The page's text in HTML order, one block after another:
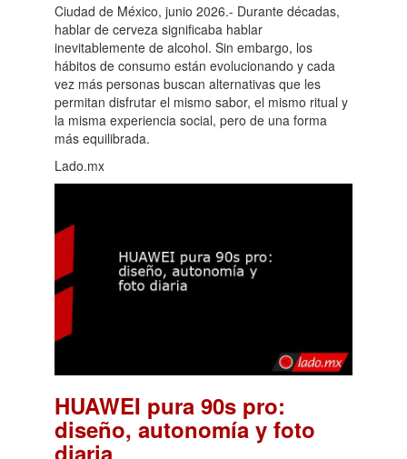
Ciudad de México, junio 2026.- Durante décadas,
hablar de cerveza significaba hablar
inevitablemente de alcohol. Sin embargo, los
hábitos de consumo están evolucionando y cada
vez más personas buscan alternativas que les
permitan disfrutar el mismo sabor, el mismo ritual y
la misma experiencia social, pero de una forma
más equilibrada.
Lado.mx
HUAWEI pura 90s pro:
diseño, autonomía y foto
diaria.